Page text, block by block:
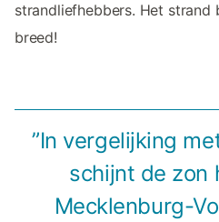
strandliefhebbers. Het
breed!
”In vergelijking
schijnt de zon
Mecklenburg-